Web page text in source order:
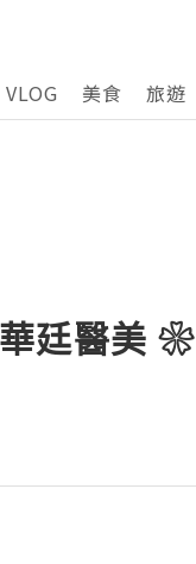
VLOG 美食 旅遊
廷醫美 ❀